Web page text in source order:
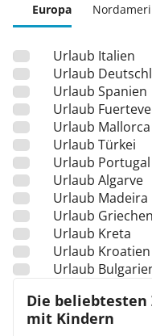
Europa
Urlaub Italien
Urlaub
Urlaub Spanien
Urlaub
Urlaub Mallorca
Urlaub Türkei
Urlaub Portugal
Urlaub Algarve
Urlaub Madeira
Urlaub
Urlaub Kreta
Urlaub Kroatien
Urlaub
Die
mit Kindern